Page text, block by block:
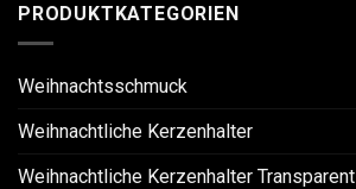
PRODUKTKATEGORIEN
Weihnachtsschmuck
Weihnachtliche Kerzenhalter
Weihnachtliche Kerzenhalter Transparent